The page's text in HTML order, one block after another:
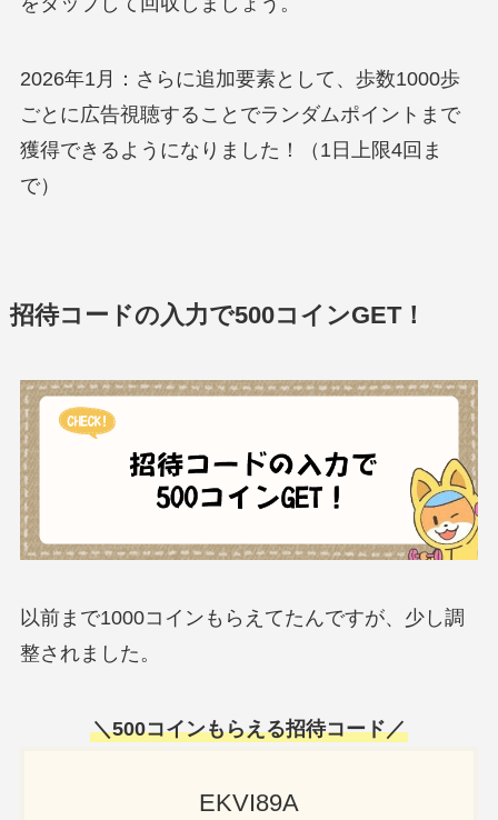
2026年1月：さらに追加要素として、歩数1000歩
ごとに広告視聴することでランダムポイントまで
獲得できるようになりました！（1日上限4回ま
で）
招待コードの入力で500コインGET！
以前まで1000コインもらえてたんですが、少し調
整されました。
＼500コインもらえる招待コード／
EKVI89A